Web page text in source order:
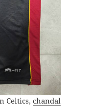
Celtics,chandal